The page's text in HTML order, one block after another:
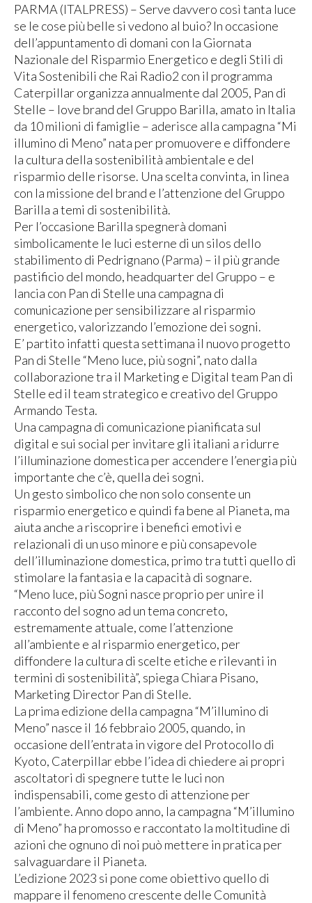
PARMA (ITALPRESS) – Serve davvero così tanta luce
se le cose più belle si vedono al buio? In occasione
dell’appuntamento di domani con la Giornata
Nazionale del Risparmio Energetico e degli Stili di
Vita Sostenibili che Rai Radio2 con il programma
Caterpillar organizza annualmente dal 2005, Pan di
Stelle – love brand del Gruppo Barilla, amato in Italia
da 10 milioni di famiglie – aderisce alla campagna “Mi
illumino di Meno” nata per promuovere e diffondere
la cultura della sostenibilità ambientale e del
risparmio delle risorse. Una scelta convinta, in linea
con la missione del brand e l’attenzione del Gruppo
Barilla a temi di sostenibilità.
Per l’occasione Barilla spegnerà domani
simbolicamente le luci esterne di un silos dello
stabilimento di Pedrignano (Parma) – il più grande
pastificio del mondo, headquarter del Gruppo – e
lancia con Pan di Stelle una campagna di
comunicazione per sensibilizzare al risparmio
energetico, valorizzando l’emozione dei sogni.
E’ partito infatti questa settimana il nuovo progetto
Pan di Stelle “Meno luce, più sogni”, nato dalla
collaborazione tra il Marketing e Digital team Pan di
Stelle ed il team strategico e creativo del Gruppo
Armando Testa.
Una campagna di comunicazione pianificata sul
digital e sui social per invitare gli italiani a ridurre
l’illuminazione domestica per accendere l’energia più
importante che c’è, quella dei sogni.
Un gesto simbolico che non solo consente un
risparmio energetico e quindi fa bene al Pianeta, ma
aiuta anche a riscoprire i benefici emotivi e
relazionali di un uso minore e più consapevole
dell’illuminazione domestica, primo tra tutti quello di
stimolare la fantasia e la capacità di sognare.
“Meno luce, più Sogni nasce proprio per unire il
racconto del sogno ad un tema concreto,
estremamente attuale, come l’attenzione
all’ambiente e al risparmio energetico, per
diffondere la cultura di scelte etiche e rilevanti in
termini di sostenibilità”, spiega Chiara Pisano,
Marketing Director Pan di Stelle.
La prima edizione della campagna “M’illumino di
Meno” nasce il 16 febbraio 2005, quando, in
occasione dell’entrata in vigore del Protocollo di
Kyoto, Caterpillar ebbe l’idea di chiedere ai propri
ascoltatori di spegnere tutte le luci non
indispensabili, come gesto di attenzione per
l’ambiente. Anno dopo anno, la campagna “M’illumino
di Meno” ha promosso e raccontato la moltitudine di
azioni che ognuno di noi può mettere in pratica per
salvaguardare il Pianeta.
L’edizione 2023 si pone come obiettivo quello di
mappare il fenomeno crescente delle Comunità